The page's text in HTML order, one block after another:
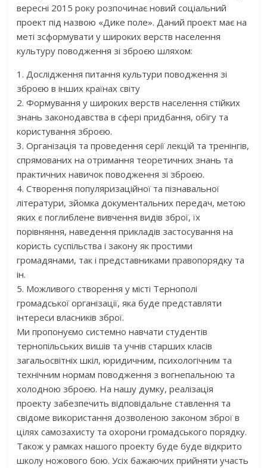
вересні 2015 року розпочинає новий соціальний
проект під назвою «Дике поле». Даний проект має на
меті зсформувати у широких верств населення
культуру поводження зі зброєю шляхом:
1. Дослідження питання культури поводження зі
зброєю в інших країнах світу
2. Формування у широких верств населення стійких
знань законодавства в сфері придбання, обігу та
користування зброєю.
3. Організація та проведення серії лекцій та тренінгів,
спрямованих на отримання теоретичних знань та
практичних навичок поводження зі зброєю.
4. Створення популяризаційної та пізнавальної
літератури, зйомка документальних передач, метою
яких є поглиблене вивчення видів зброї, їх
порівняння, наведення прикладів застосування на
користь суспільства і закону як простими
громадянами, так і представниками правопорядку та
ін.
5. Можливого створення у місті Тернополі
громадської організації, яка буде представляти
інтереси власників зброї.
Ми пропонуємо системно навчати студентів
тернопільських вишів та учнів старших класів
загальосвітніх шкіл, юридичним, психологічним та
технічним нормам поводження з вогнепальною та
холодною зброєю. На нашу думку, реалізація
проекту забезпечить відповідальне ставлення та
свідоме використання дозволеною законом зброї в
цілях самозахисту та охорони громадського порядку.
Також у рамках нашого проекту буде буде відкрито
школу ножового бою. Усіх бажаючих прийняти участь